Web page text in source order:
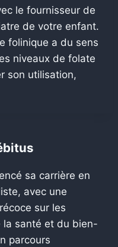
le fournisseur de
de votre enfant.
folinique a du sens
niveaux de folate
son utilisation,
sa carrière en
avec une
sur les
la santé et du bien-
parcours